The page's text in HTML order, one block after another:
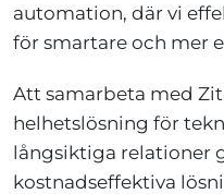
automation, där vi
för smartare och mer
Att samarbeta med
helhetslösning för
långsiktiga relationer
kostnadseffektiva